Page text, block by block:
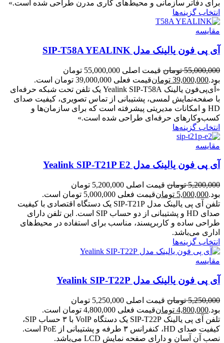
برای دفاتر سازمانی و محیط‌های کاری مدرن طراحی شده است.»
انتخاب گزینه‌ها
مقایسه
آی پی فون یالینک مدل SIP-T58A YEALINK
55,000,000 تومان
قیمت اصلی 55,000,000 تومان
بود.39,000,000 تومانقیمت فعلی 39,000,000 تومان است.
«آی‌پی‌فون یالینک Yealink SIP‑T58A یک تلفن تحت شبکه حرفه‌ای
با صفحه‌نمایش لمسی، پشتیبانی از تماس تصویری، کیفیت صدای
HD و امکانات مدیریتی پیشرفته است که برای سازمان‌ها و
کسب‌وکارهای حرفه‌ای طراحی شده است.»
انتخاب گزینه‌ها
مقایسه
آی پی فون یالینک مدل Yealink SIP-T21P E2
5,200,000 تومان
قیمت اصلی 5,200,000 تومان
بود.5,000,000 تومانقیمت فعلی 5,000,000 تومان است.
تلفن آی پی یالینک مدل SIP-T21P یک دستگاه اقتصادی با کیفیت
صدای HD و پشتیبانی از دو حساب SIP است. این تلفن دارای
طراحی ساده و کاربرپسند، مناسب برای استفاده در محیط‌های
اداری می‌باشد.
انتخاب گزینه‌ها
مقایسه
آی پی فون یالینک مدل Yealink SIP-T22P
5,250,000 تومان
قیمت اصلی 5,250,000 تومان
بود.4,800,000 تومانقیمت فعلی 4,800,000 تومان است.
تلفن آی پی یالینک SIP-T22P یک دستگاه VoIP با ۳ حساب SIP،
کیفیت صدای HD، کنفرانس ۳ طرفه و پشتیبانی از PoE است.
نصب آن آسان و دارای صفحه نمایش LCD می‌باشد.